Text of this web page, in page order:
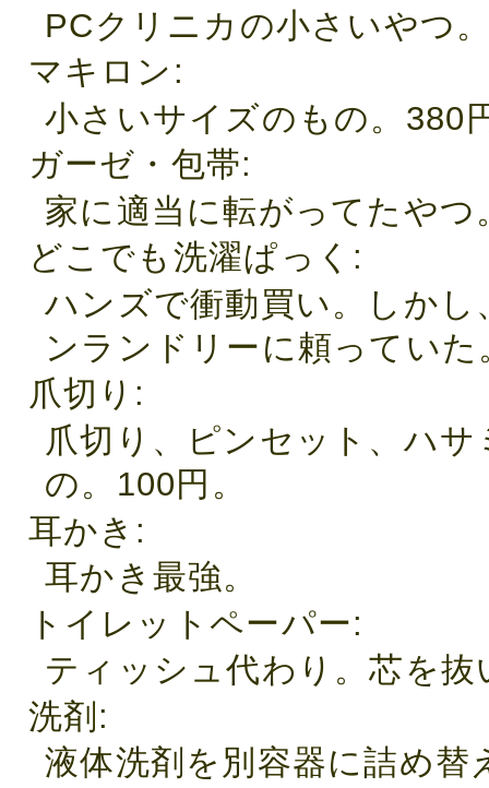
PCクリニカの小さいやつ
マキロン
小さいサイズのもの。380
ガーゼ・包帯
家に適当に転がってたや
どこでも洗濯ぱっく
ハンズで衝動買い。しか
ンランドリーに頼っていた
爪切り
爪切り、ピンセット、ハ
の。100円。
耳かき
耳かき最強。
トイレットペーパー
ティッシュ代わり。芯を
洗剤
液体洗剤を別容器に詰め替